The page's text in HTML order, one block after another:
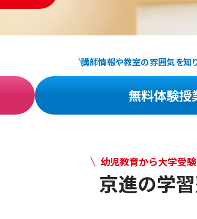
講師情報や教室の雰囲気を知
無料体験授
幼児教育から大学受
京進の学